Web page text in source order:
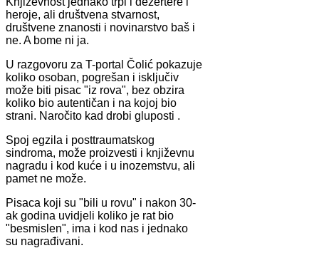
heroje, ali društvena stvarnost,
društvene znanosti i novinarstvo baš i
ne. A bome ni ja.
U razgovoru za T-portal Čolić pokazuje
koliko osoban, pogrešan i isključiv
može biti pisac "iz rova", bez obzira
koliko bio autentičan i na kojoj bio
strani. Naročito kad drobi gluposti .
Spoj egzila i posttraumatskog
sindroma, može proizvesti i književnu
nagradu i kod kuće i u inozemstvu, ali
pamet ne može.
Pisaca koji su "bili u rovu" i nakon 30-
ak godina uvidjeli koliko je rat bio
"besmislen", ima i kod nas i jednako
su nagrađivani.